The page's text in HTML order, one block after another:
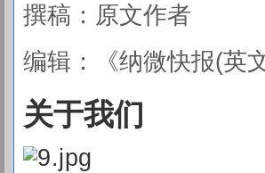
撰稿： 原文作者
编辑：《纳微快报(英
关于我们